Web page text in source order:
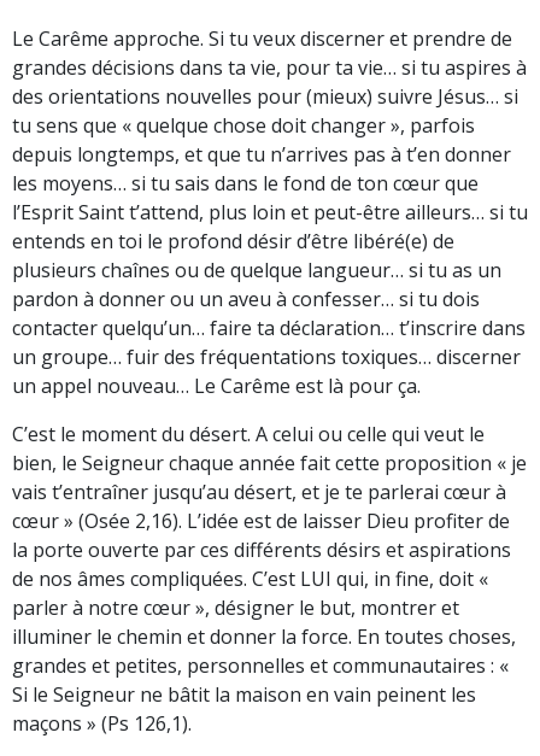
Le Carême approche. Si tu veux discerner et prendre de
grandes décisions dans ta vie, pour ta vie… si tu aspires à
des orientations nouvelles pour (mieux) suivre Jésus… si
tu sens que « quelque chose doit changer », parfois
depuis longtemps, et que tu n’arrives pas à t’en donner
les moyens… si tu sais dans le fond de ton cœur que
l’Esprit Saint t’attend, plus loin et peut-être ailleurs… si tu
entends en toi le profond désir d’être libéré(e) de
plusieurs chaînes ou de quelque langueur… si tu as un
pardon à donner ou un aveu à confesser… si tu dois
contacter quelqu’un… faire ta déclaration… t’inscrire dans
un groupe… fuir des fréquentations toxiques… discerner
un appel nouveau… Le Carême est là pour ça.
C’est le moment du désert. A celui ou celle qui veut le
bien, le Seigneur chaque année fait cette proposition « je
vais t’entraîner jusqu’au désert, et je te parlerai cœur à
cœur » (Osée 2,16). L’idée est de laisser Dieu profiter de
la porte ouverte par ces différents désirs et aspirations
de nos âmes compliquées. C’est LUI qui, in fine, doit «
parler à notre cœur », désigner le but, montrer et
illuminer le chemin et donner la force. En toutes choses,
grandes et petites, personnelles et communautaires : «
Si le Seigneur ne bâtit la maison en vain peinent les
maçons » (Ps 126,1).